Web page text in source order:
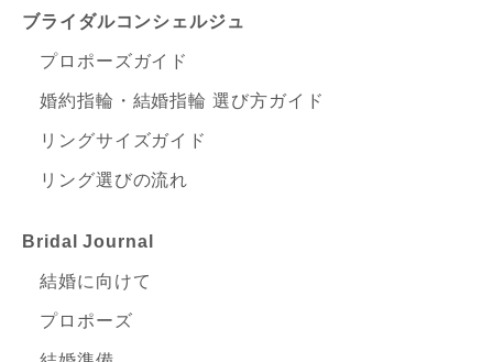
ブライダルコンシェルジュ
プロポーズガイド
婚約指輪・結婚指輪 選び方ガイド
リングサイズガイド
リング選びの流れ
Bridal Journal
結婚に向けて
プロポーズ